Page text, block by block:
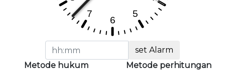
set Alarm
Metode hukum
Metode perhitungan